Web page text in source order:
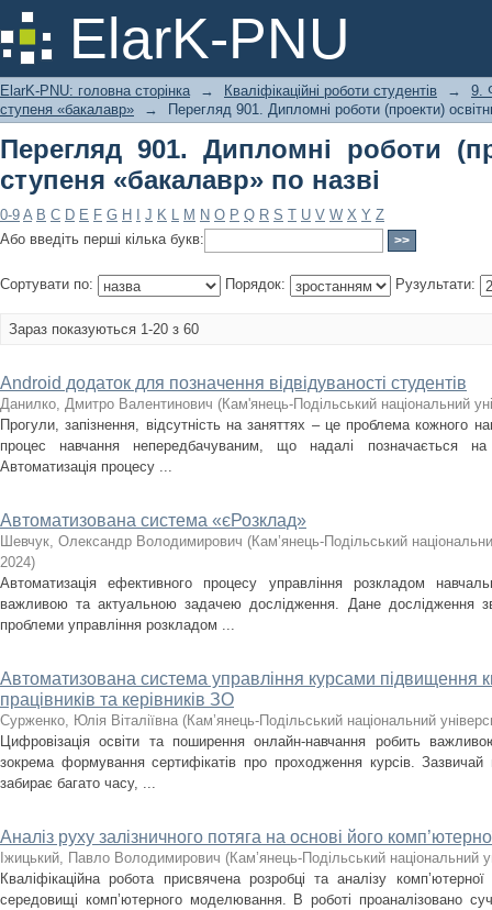
ElarK-PNU
Перегляд 901. Дипломні роботи
назві
ElarK-PNU: головна сторінка → Кваліфікаційні роботи студентів →
9.
ступеня «бакалавр»
→ Перегляд 901. Дипломні роботи (проекти)
Перегляд 901. Дипломні роботи
ступеня «бакалавр» по назві
0-9 A B C D E F G H J K L M N O P Q R S T U V W X Y Z
Або введіть перші кілька букв:
Сортувати по: Порядок: Рузультати:
Зараз показуються 1-20 з 60
Android додаток для позначення відвідуваності студентів
Данилко, Дмитро Валентинович (Кам'янець-Подільський національний
Прогули, запізнення, відсутність на заняттях – це проблема кожного
процес навчання непередбачуваним, що надалі позначається на
Автоматизація процесу ...
Автоматизована система «єРозклад»
Шевчук, Олександр Володимирович (Кам’янець-Подільський
2024)
Автоматизація ефективного процесу управління розкладом
важливою та актуальною задачею дослідження. Дане дослідження
проблеми управління розкладом ...
Автоматизована система управління курсами підвищення
працівників та керівників ЗО
Сурженко, Юлія Віталіївна (Кам’янець-Подільський національний
Цифровізація освіти та поширення онлайн-навчання робить
зокрема формування сертифікатів про проходження курсів.
забирає багато часу, ...
Аналіз руху залізничного потяга на основі його
Іжицький, Павло Володимирович (Кам’янець-Подільський національний
Кваліфікаційна робота присвячена розробці та аналізу
середовищі комп’ютерного моделювання. В роботі проаналізовано